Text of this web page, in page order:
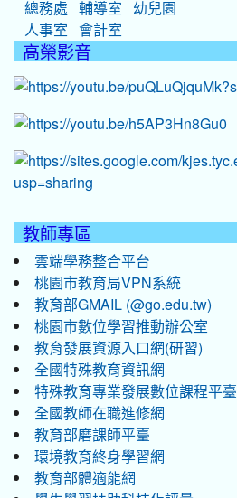
總務處
輔導室
幼兒園
人事室
會計室
高榮影音
教師專區
雲端學務整合平台
桃園市教育局VPN系統
教育部GMAIL (@go.edu.tw)
桃園市數位學習推動辦公室
教育發展資源入口網(研習)
全國特殊教育資訊網
特殊教育專業發展數位課程平臺
全國教師在職進修網
教育部磨課師平臺
環境教育終身學習網
教育部體適能網